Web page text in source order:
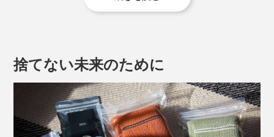
生地を切って縫い合わせたものではなく、１本の糸で立
体的に編まれたホールガーメントニット。足ぐりにも脇
海岸線から山頂を目指す「SEA TO SUMMIT」という方
捨てない未来のために